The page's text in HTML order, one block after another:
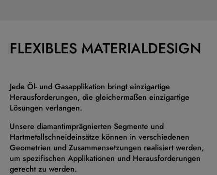
FLEXIBLES MATERIALDESIGN
Jede Öl- und Gasapplikation bringt einzigartige
Herausforderungen, die gleichermaßen einzigartige
Lösungen verlangen.
Unsere diamantimprägnierten Segmente und
Hartmetallschneideinsätze können in verschiedenen
Geometrien und Zusammensetzungen realisiert werden,
um spezifischen Applikationen und Herausforderungen
gerecht zu werden.